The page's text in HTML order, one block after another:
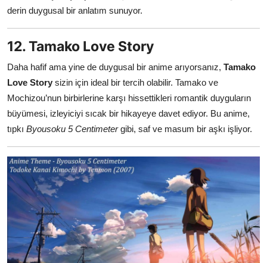
derin duygusal bir anlatım sunuyor.
12. Tamako Love Story
Daha hafif ama yine de duygusal bir anime arıyorsanız, Tamako
Love Story sizin için ideal bir tercih olabilir. Tamako ve
Mochizou’nun birbirlerine karşı hissettikleri romantik duyguların
büyümesi, izleyiciyi sıcak bir hikayeye davet ediyor. Bu anime,
tıpkı Byousoku 5 Centimetergibi, saf ve masum bir aşkı işliyor.